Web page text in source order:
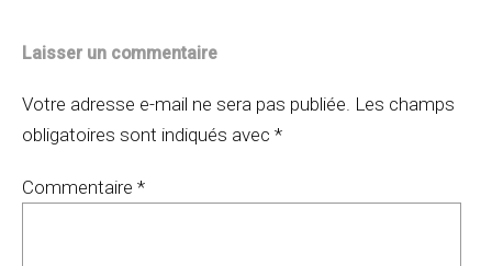
Laisser un commentaire
Votre adresse e-mail ne sera pas publiée. Les champs
obligatoires sont indiqués avec *
Commentaire *